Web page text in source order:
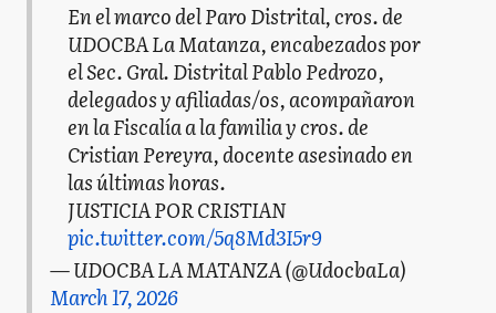
En el marco del Paro Distrital, cros. de
UDOCBA La Matanza, encabezados por
el Sec. Gral. Distrital Pablo Pedrozo,
delegados y afiliadas/os, acompañaron
en la Fiscalía a la familia y cros. de
Cristian Pereyra, docente asesinado en
las últimas horas.
JUSTICIA POR CRISTIAN
pic.twitter.com/5q8Md3I5r9
— UDOCBA LA MATANZA (@UdocbaLa)
March 17, 2026